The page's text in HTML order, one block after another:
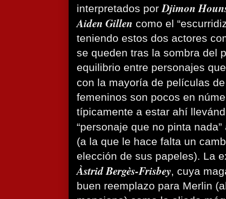
interpretados porDjimon
Aiden Gillen como el
teniendo estos dos actores
se queden tras la sombra del
equilibrio entre personajes
con la mayoría de películas
femeninos son pocos en
típicamente a estar ahí
“personaje que no pinta
(a la que le hace falta un
elección de sus papeles). La
Àstrid Bergès-Frisbey, cuya
buen reemplazo para Merlin